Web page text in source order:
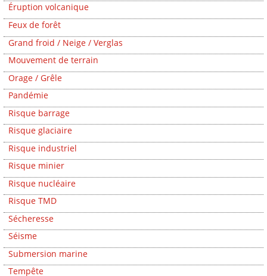
Éruption volcanique
Feux de forêt
Grand froid / Neige / Verglas
Mouvement de terrain
Orage / Grêle
Pandémie
Risque barrage
Risque glaciaire
Risque industriel
Risque minier
Risque nucléaire
Risque TMD
Sécheresse
Séisme
Submersion marine
Tempête